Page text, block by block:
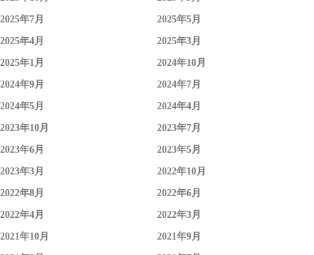
2025年7月 2025年5月
2025年4月 2025年3月
2025年1月 2024年10月
2024年9月 2024年7月
2024年5月 2024年4月
2023年10月 2023年7月
2023年6月 2023年5月
2023年3月 2022年10月
2022年8月 2022年6月
2022年4月 2022年3月
2021年10月 2021年9月